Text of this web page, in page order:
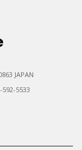
JAPAN
5533